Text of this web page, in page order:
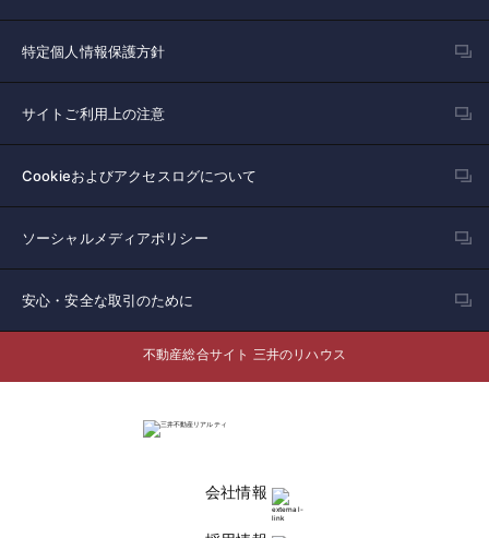
特定個人情報保護方針
サイトご利用上の注意
Cookieおよびアクセスログについて
ソーシャルメディアポリシー
安心・安全な取引のために
不動産総合サイト 三井のリハウス
会社情報